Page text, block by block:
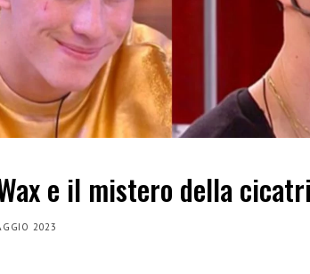
e il mistero della
2023